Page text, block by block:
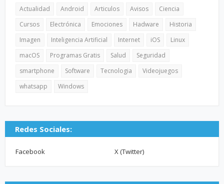
Actualidad Android Articulos Avisos
Ciencia
Cursos
Electrónica Emociones Hadware
Historia
Imagen
Inteligencia Artificial Internet iOS
Linux
macOS
Programas Gratis Salud
Seguridad
smartphone
Software Tecnologia
Videojuegos
whatsapp
Windows
Redes Sociales:
Facebook X (Twitter)